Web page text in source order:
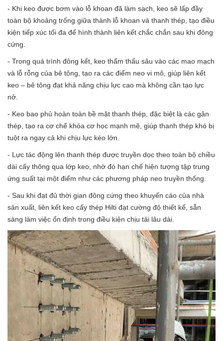
- Khi keo được bơm vào lỗ khoan đã làm sạch, keo sẽ lấp đầy
toàn bộ khoảng trống giữa thành lỗ khoan và thanh thép, tạo điều
kiện tiếp xúc tối đa để hình thành liên kết chắc chắn sau khi đông
cứng.
- Trong quá trình đông kết, keo thẩm thấu sâu vào các mao mạch
và lỗ rỗng của bê tông, tạo ra các điểm neo vi mô, giúp liên kết
keo – bê tông đạt khả năng chịu lực cao mà không cần tạo lực
nở.
- Keo bao phủ hoàn toàn bề mặt thanh thép, đặc biệt là các gân
thép, tạo ra cơ chế khóa cơ học mạnh mẽ, giúp thanh thép khó bị
tuột ra ngay cả khi chịu lực kéo lớn.
- Lực tác động lên thanh thép được truyền dọc theo toàn bộ chiều
dài cấy thông qua lớp keo, nhờ đó hạn chế hiện tượng tập trung
ứng suất tại một điểm như các phương pháp neo truyền thống.
- Sau khi đạt đủ thời gian đông cứng theo khuyến cáo của nhà
sản xuất, liên kết keo cấy thép Hilti đạt cường độ thiết kế, sẵn
sàng làm việc ổn định trong điều kiện chịu tải lâu dài.